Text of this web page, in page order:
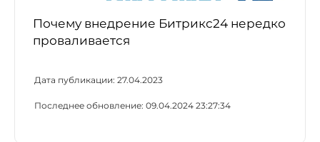
Почему внедрение Битрикс24 нередко
проваливается
Дата публикации: 27.04.2023
Последнее обновление: 09.04.2024 23:27:34